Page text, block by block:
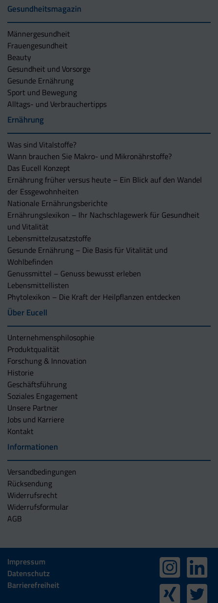
Gesundheitsmagazin
Männergesundheit
Frauengesundheit
Beauty
Gesundheit und Vorsorge
Gesunde Ernährung
Sport und Bewegung
Alltags- und Verbrauchertipps
Ernährung
Was sind Vitalstoffe?
Wann brauchen Sie Makro- und Mikronährstoffe?
Das Eucell Konzept
Ernährung früher versus heute – Ein Blick auf den Wandel
der Essgewohnheiten
Nationale Ernährungsberichte
Ernährungslexikon – Ihr Nachschlagewerk für Gesundheit
und Vitalität
Lebensmittelzusatzstoffe
Gesunde Ernährung – Die Basis für Vitalität und
Wohlbefinden
Genussmittel – Genuss bewusst erleben
Lebensmittellisten
Phytolexikon – Die Kraft der Heilpflanzen entdecken
Über Eucell
Unternehmens­philosophie
Produktqualität
Forschung & Innovation
Historie
Geschäftsführung
Soziales Engagement
Unsere Partner
Jobs und Karriere
Kontakt
Informationen
Versandbedingungen
Rücksendung
Widerrufsrecht
Widerrufsformular
AGB
Impressum
Datenschutz
Barrierefreiheit